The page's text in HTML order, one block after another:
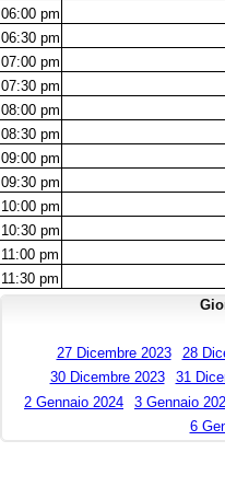
06:00 pm
06:30 pm
07:00 pm
07:30 pm
08:00 pm
08:30 pm
09:00 pm
09:30 pm
10:00 pm
10:30 pm
11:00 pm
11:30 pm
27 Dicembre 2023 28
30 Dicembre 2023
31
2 Gennaio 2024 3 Gennaio
6